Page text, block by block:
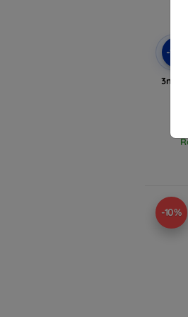
-10%
3mk
-10%